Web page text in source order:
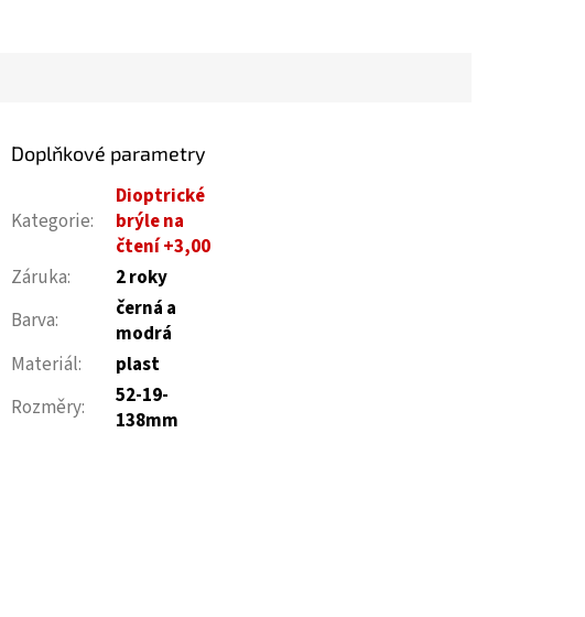
Doplňkové parametry
Kategorie:
Dioptrické
brýle na
čtení +3,00
Záruka:
2 roky
Barva:
černá a
modrá
Materiál:
plast
Rozměry:
52-19-
138mm